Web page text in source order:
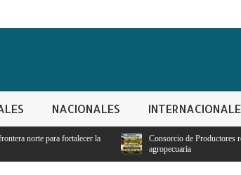
NACIONALES
Consorcio de Productores realizara en San Juan de la